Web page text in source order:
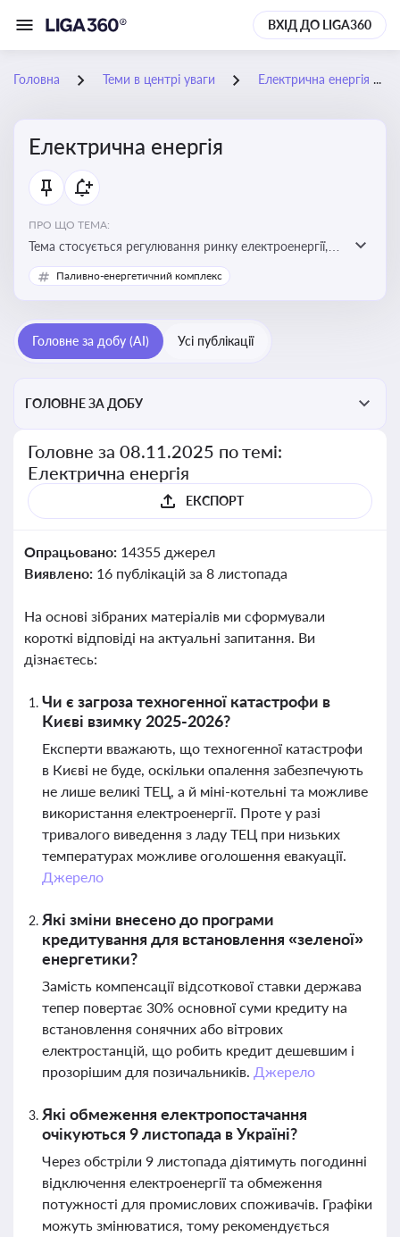
ВХІД ДО LIGA360
Головна Теми в центрі уваги Електрична енергія
Електрична енергія
ПРО ЩО ТЕМА:
Тема стосується регулювання ринку електроенергії,
включаючи її виробництво, постачання та фінансові
стимули для відновлюваної енергетики
Паливно-енергетичний комплекс
Головне за добу (AI) Усі публікації
ГОЛОВНЕ ЗА ДОБУ
Головне за 08.11.2025 по темі:
Електрична енергія
ЕКСПОРТ
Опрацьовано: 14355 джерел
Виявлено: 16 публікацій за 8 листопада
На основі зібраних матеріалів ми сформували
короткі відповіді на актуальні запитання. Ви
дізнаєтесь:
Чи є загроза техногенної катастрофи в
Києві взимку 2025-2026?
Експерти вважають, що техногенної катастрофи
в Києві не буде, оскільки опалення забезпечують
не лише великі ТЕЦ, а й міні-котельні та можливе
використання електроенергії. Проте у разі
тривалого виведення з ладу ТЕЦ при низьких
температурах можливе оголошення евакуації.
Джерело
Які зміни внесено до програми
кредитування для встановлення «зеленої»
енергетики?
Замість компенсації відсоткової ставки держава
тепер повертає 30% основної суми кредиту на
встановлення сонячних або вітрових
електростанцій, що робить кредит дешевшим і
прозорішим для позичальників. Джерело
Які обмеження електропостачання
очікуються 9 листопада в Україні?
Через обстріли 9 листопада діятимуть погодинні
відключення електроенергії та обмеження
потужності для промислових споживачів. Графіки
можуть змінюватися, тому рекомендується